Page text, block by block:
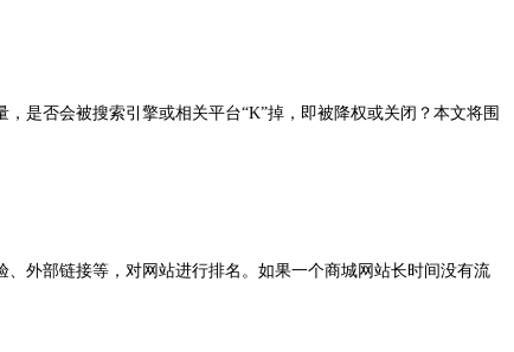
是否会被搜索引擎或相关平台“K”掉，即被降权或关闭？本文将围
外部链接等，对网站进行排名。如果一个商城网站长时间没有流